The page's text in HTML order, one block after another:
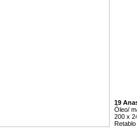
19
Óleo/
200 x
Retablo